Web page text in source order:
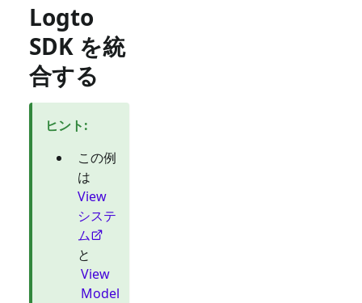
Logto
SDK を統
合する
ヒント:
この例
は
View
システ
ム
と
View
Model